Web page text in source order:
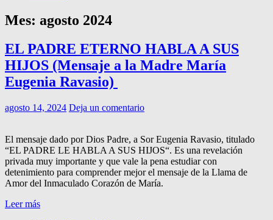
Mes: agosto 2024
EL PADRE ETERNO HABLA A SUS
HIJOS (Mensaje a la Madre María
Eugenia Ravasio)
agosto 14, 2024 Deja un comentario
El mensaje dado por Dios Padre, a Sor Eugenia Ravasio, titulado
“EL PADRE LE HABLA A SUS HIJOS“. Es una revelación
privada muy importante y que vale la pena estudiar con
detenimiento para comprender mejor el mensaje de la Llama de
Amor del Inmaculado Corazón de María.
Leer más